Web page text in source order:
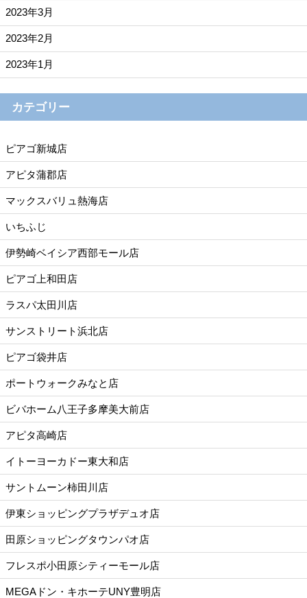
2023年3月
2023年2月
2023年1月
カテゴリー
ピアゴ新城店
アピタ蒲郡店
マックスバリュ熱海店
いちふじ
伊勢崎ベイシア西部モール店
ピアゴ上和田店
ラスパ太田川店
サンストリート浜北店
ピアゴ袋井店
ポートウォークみなと店
ビバホーム八王子多摩美大前店
アピタ高崎店
イトーヨーカドー東大和店
サントムーン柿田川店
伊東ショッピングプラザデュオ店
田原ショッピングタウンパオ店
フレスポ小田原シティーモール店
MEGAドン・キホーテUNY豊明店